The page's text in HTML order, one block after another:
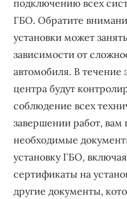
подключению всех
ГБО. Обратите
установки может
зависимости от
автомобиля. В течение
центра будут
соблюдение всех
завершении работ, вам
необходимые
установку ГБО,
сертификаты на
другие документы,